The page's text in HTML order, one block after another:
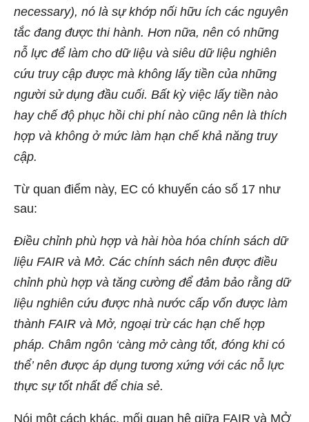
necessary), nó là sự khớp nối hữu ích các nguyên
tắc đang được thi hành. Hơn nữa, nên có những
nỗ lực để làm cho dữ liệu và siêu dữ liệu nghiên
cứu truy cập được mà không lấy tiền của những
người sử dụng đầu cuối. Bất kỳ việc lấy tiền nào
hay chế độ phục hồi chi phí nào cũng nên là thích
hợp và không ở mức làm hạn chế khả năng truy
cập.
Từ quan điểm này, EC có khuyến cáo số 17 như
sau:
Điều chỉnh phù hợp và hài hòa hóa chính sách dữ
liệu FAIR và Mở. Các chính sách nên được điều
chỉnh phù hợp và tăng cường để đảm bảo rằng dữ
liệu nghiên cứu được nhà nước cấp vốn được làm
thành FAIR và Mở, ngoại trừ các hạn chế hợp
pháp. Châm ngôn ‘càng mở càng tốt, đóng khi có
thể’ nên được áp dụng tương xứng với các nỗ lực
thực sự tốt nhất để chia sẻ.
Nói một cách khác, mối quan hệ giữa FAIR và MỞ